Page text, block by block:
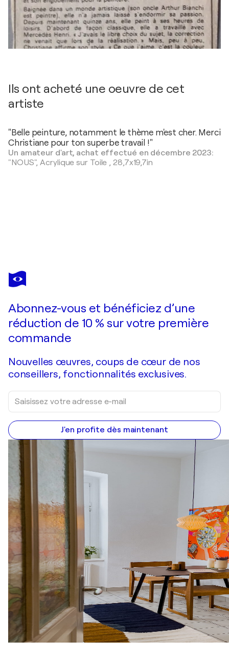
Ils ont acheté une oeuvre de cet
artiste
"Belle peinture, notamment le thème m'est cher. Merci
Christiane pour ton superbe travail !"
Un amateur d'art, achat effectué en décembre 2023:
"NOUS",Acrylique sur Toile ,28,7x19,7in
CHRISTIANE GUERRY
ESCAPE
Abonnez-vous et bénéficiez d’une
réduction de 10 % sur votre première
commande
Nouvelles œuvres, coups de cœur de nos
conseillers, fonctionnalités exclusives.
J'en profite dès maintenant